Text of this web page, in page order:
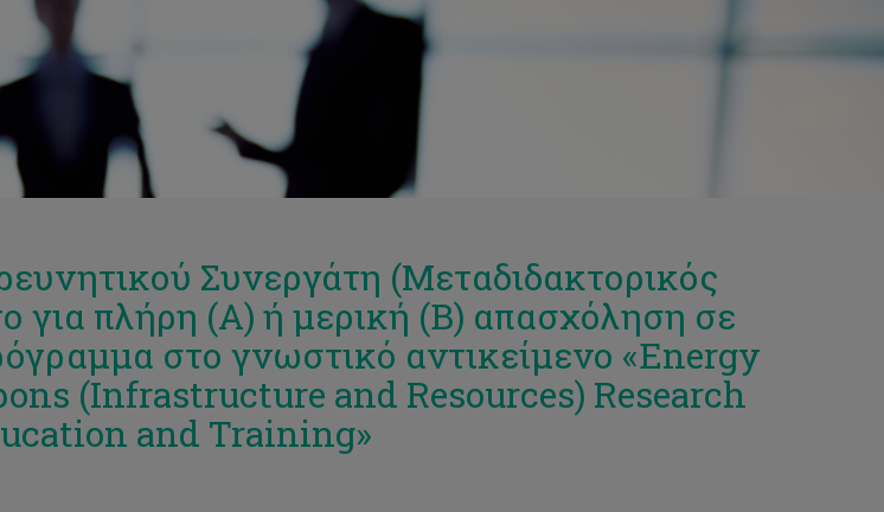
Συνεργάτη (Μεταδιδακτορικός
για πλήρη (Α) ή μερική (Β) απασχόληση σε
στο γνωστικό αντικείμενο «Energy
(Infrastructure and Resources) Research
and Training»